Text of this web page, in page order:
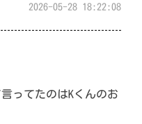
2026-05-28 18:22:08
ってたのはKくんのお